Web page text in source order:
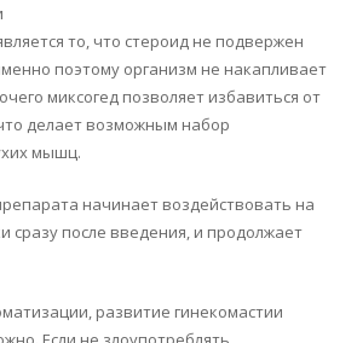
то, что стероид не подвержен
поэтому организм не накапливает
миксогед позволяет избавиться от
делает возможным набор
мышц.
начинает воздействовать на
сразу после введения, и продолжает
развитие гинекомастии